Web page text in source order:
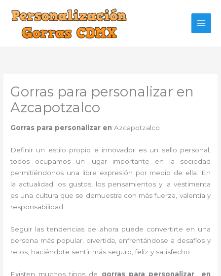
contenido
Gorras para personalizar en
Azcapotzalco
Gorras para personalizar enAzcapotzalco
Definir un estilo propio e innovador es un sello personal,
todos ocupamos un lugar importante en la sociedad
permitiéndonos una libre expresión por medio de ella. En
la actualidad los gustos, los pensamientos y la vestimenta
es una cultura que se demuestra con más fuerza, valentía y
responsabilidad.
Seguir las tendencias de ahora puede convertirte en una
persona más popular, divertida, enfrentándose a desafíos y
retos, haciéndote sentir más seguro, feliz y satisfecho.
Existen muchos tipos de
gorras para personalizar en